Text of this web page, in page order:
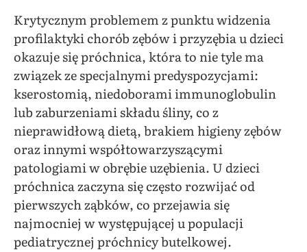
Krytycznym problemem z punktu widzenia
profilaktyki chorób zębów i przyzębia u dzieci
okazuje się próchnica, która to nie tyle ma
związek ze specjalnymi predyspozycjami:
kserostomią, niedoborami immunoglobulin
lub zaburzeniami składu śliny, co z
nieprawidłową dietą, brakiem higieny zębów
oraz innymi współtowarzyszącymi
patologiami w obrębie uzębienia. U dzieci
próchnica zaczyna się często rozwijać od
pierwszych ząbków, co przejawia się
najmocniej w występującej u populacji
pediatrycznej próchnicy butelkowej.